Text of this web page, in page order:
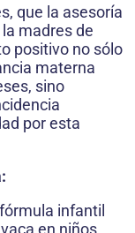
que la asesoría
madres de
positivo no sólo
materna
sino
por esta
infantil